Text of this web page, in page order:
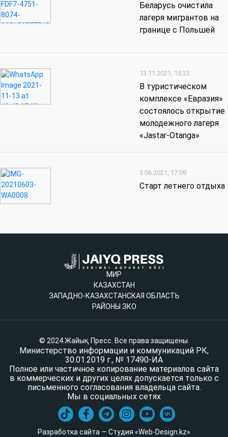
Беларусь очистила
лагеря мигрантов на
границе с Польшей
13.11.2021, 15:23
В туристическом
комплексе «Евразия»
состоялось открытие
молодежного лагеря
«Jastar-Otanga»
3.06.2021, 17:09
Старт летнего отдыха
МИР
КАЗАХСТАН
ЗАПАДНО-КАЗАХСТАНСКАЯ ОБЛАСТЬ
РАЙОНЫ ЗКО
© 2024 Жайық Пресс. Все права защищены.
Министерство информации и коммуникаций РК,
30.01.2019 г., № 17490-ИА
Полное или частичное копирование материалов сайта
в коммерческих и других целях допускается только с
письменного согласования владельца сайта.
Мы в социальных сетях
Разработка сайта — Студия «Web-Design.kz»